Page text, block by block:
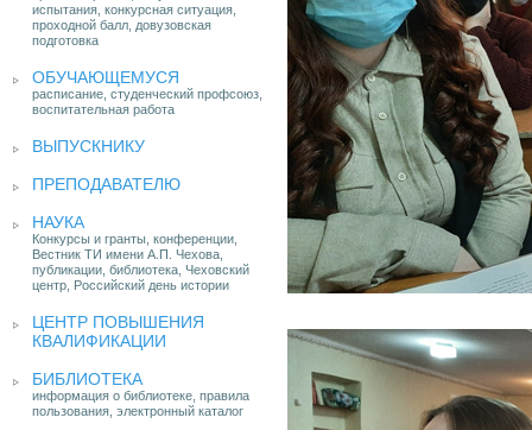
испытания, конкурсная ситуация,
проходной балл, довузовская
подготовка
ОБУЧАЮЩЕМУСЯ
расписание, студенческий профсоюз,
воспитательная работа
ВЫПУСКНИКУ
ПРЕПОДАВАТЕЛЮ
НАУКА
Конкурсы и гранты, конференции,
Вестник ТИ имени А.П. Чехова,
публикации, библиотека, Чеховский
центр, Российский день истории
ЦЕНТР ПОВЫШЕНИЯ
КВАЛИФИКАЦИИ
БИБЛИОТЕКА
информация о библиотеке, правила
пользования, электронный каталог